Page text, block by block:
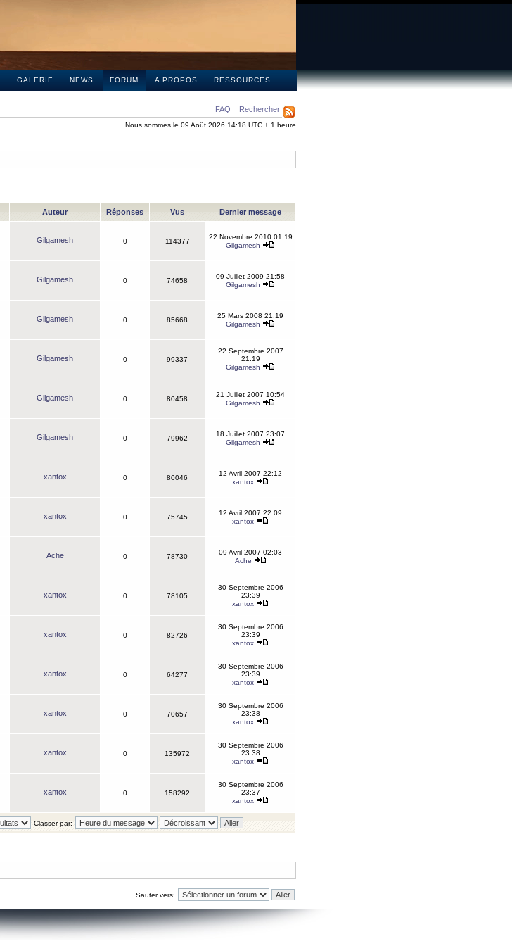
GALERIE NEWS FORUM A PROPOS RESSOURCES
FAQ Rechercher
Nous sommes le 09 Août 2026 14:18 UTC + 1 heure
Auteur Réponses Vus Dernier message
Gilgamesh 0 114377
22 Novembre 2010 01:19
Gilgamesh
Gilgamesh 0 74658
09 Juillet 2009 21:58
Gilgamesh
Gilgamesh 0 85668
25 Mars 2008 21:19
Gilgamesh
Gilgamesh 0 99337
22 Septembre 2007
21:19
Gilgamesh
Gilgamesh 0 80458
21 Juillet 2007 10:54
Gilgamesh
Gilgamesh 0 79962
18 Juillet 2007 23:07
Gilgamesh
xantox 0 80046
12 Avril 2007 22:12
xantox
xantox 0 75745
12 Avril 2007 22:09
xantox
Ache 0 78730
09 Avril 2007 02:03
Ache
xantox 0 78105
30 Septembre 2006
23:39
xantox
xantox 0 82726
30 Septembre 2006
23:39
xantox
xantox 0 64277
30 Septembre 2006
23:39
xantox
xantox 0 70657
30 Septembre 2006
23:38
xantox
xantox 0 135972
30 Septembre 2006
23:38
xantox
xantox 0 158292
30 Septembre 2006
23:37
xantox
Classer par:
Sauter vers: